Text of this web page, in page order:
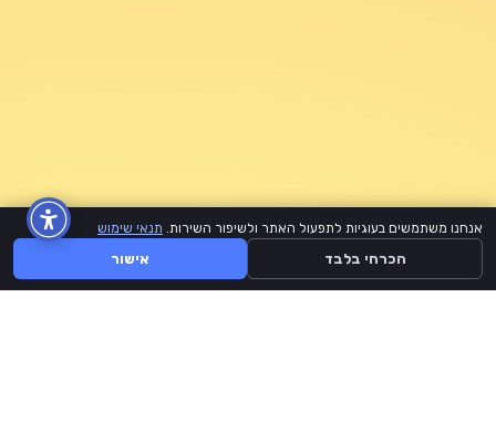
אנחנו משתמשים בעוגיות לתפעול האתר ולשיפור השירות. תנאי שימוש
הכרחי בלבד אישור